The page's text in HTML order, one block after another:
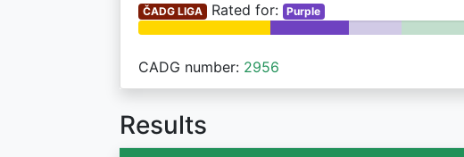
ČADG LIGA Rated for: Purple
CADG number: 2956
Results